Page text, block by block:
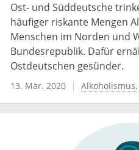
Ost- und Süddeutsche
häufiger riskante Mengen
Menschen im Norden und
Bundesrepublik. Dafür
Ostdeutschen gesünder.
13. Mär. 2020 Alkoholismus